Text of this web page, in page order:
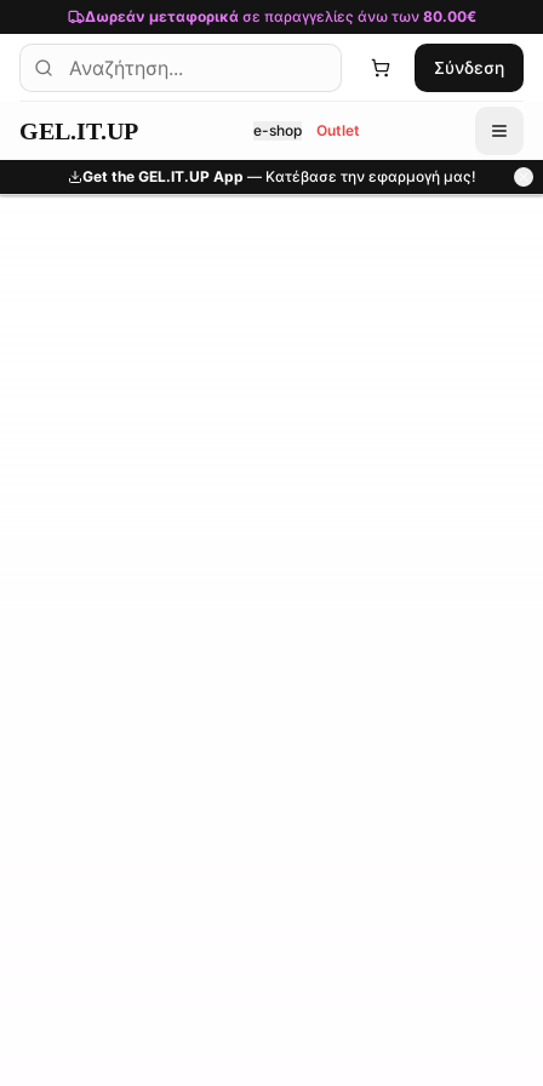
Μετάβαση στο κύριο περιεχόμενο
Δωρεάν μεταφορικάσε παραγγελίες άνω των 80.00€
Σύνδεση
GEL.IT.UP e-shop Outlet
Get the GEL.IT.UP App — Κατέβασε την εφαρμογή μας!